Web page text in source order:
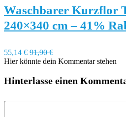
Waschbarer Kurzflor
240×340 cm – 41%
55,14 € 91,90 €
Hier könnte dein Kommentar stehen
Hinterlasse einen